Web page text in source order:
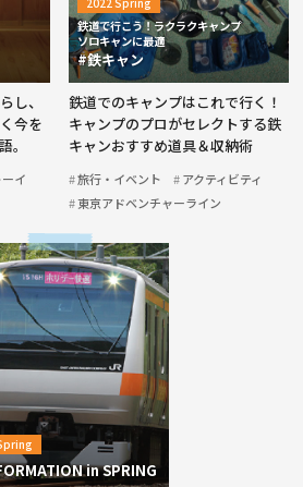
し、
今を
。
イ
鉄道で行こう！ラクラクキャンプ
ソロキャンに最適
#鉄キャン
鉄道でのキャンプはこれで行く！
キャンプのプロがセレクトする鉄
キャンおすすめ道具＆収納術
旅行・イベント
アクティビティ
東京アドベンチャーライン
in SPRING